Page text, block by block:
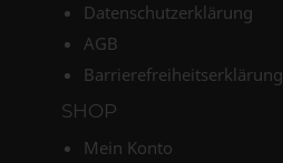
Datenschutzerklärung
AGB
Barrierefreiheitserklärung
SHOP
Mein Konto